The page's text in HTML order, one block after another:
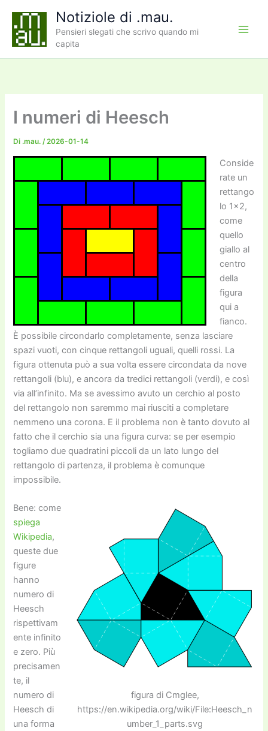
contenuto
Notiziole di .mau.
Pensieri slegati che scrivo quando mi
capita
I numeri di Heesch
Di .mau./2026-01-14
Conside
rate un
rettango
lo 1×2,
come
quello
giallo al
centro
della
figura
qui a
fianco.
È possibile circondarlo completamente, senza lasciare
spazi vuoti, con cinque rettangoli uguali, quelli rossi. La
figura ottenuta può a sua volta essere circondata da nove
rettangoli (blu), e ancora da tredici rettangoli (verdi), e così
via all’infinito. Ma se avessimo avuto un cerchio al posto
del rettangolo non saremmo mai riusciti a completare
nemmeno una corona. E il problema non è tanto dovuto al
fatto che il cerchio sia una figura curva: se per esempio
togliamo due quadratini piccoli da un lato lungo del
rettangolo di partenza, il problema è comunque
impossibile.
figura di Cmglee,
https://en.wikipedia.org/wiki/File:Heesch_n
umber_1_parts.svg
Bene: come
spiega
Wikipedia,
queste due
figure
hanno
numero di
Heesch
rispettivam
ente infinito
e zero. Più
precisamen
te, il
numero di
Heesch di
una forma